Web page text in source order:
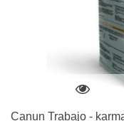
Canun Trabajo -